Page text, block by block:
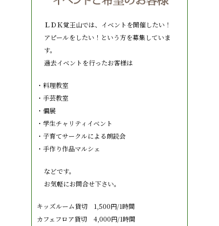
ＬＤＫ覚王山では、イベントを開催したい！
アピールをしたい！という方を募集していま
す。
過去イベントを行ったお客様は
・料理教室
・手芸教室
・個展
・学生チャリティイベント
・子育てサークルによる朗読会
・手作り作品マルシェ
などです。
お気軽にお問合せ下さい。
キッズルーム貸切 1,500円/1時間
カフェフロア貸切 4,000円/1時間